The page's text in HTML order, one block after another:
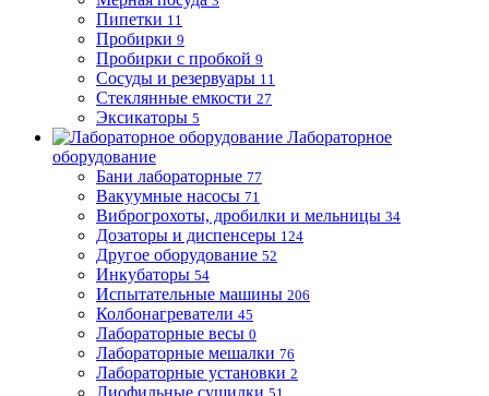
Пипетки 11
Пробирки 9
Пробирки с пробкой 9
Сосуды и резервуары 11
Стеклянные емкости 27
Эксикаторы 5
Лабораторное
оборудование
Бани лабораторные 77
Вакуумные насосы 71
Виброгрохоты, дробилки и мельницы 34
Дозаторы и диспенсеры 124
Другое оборудование 52
Инкубаторы 54
Испытательные машины 206
Колбонагреватели 45
Лабораторные весы 0
Лабораторные мешалки 76
Лабораторные установки 2
Лиофильные сушилки